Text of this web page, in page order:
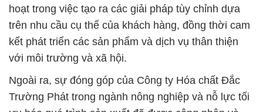
hoạt trong việc tạo ra các giải pháp tùy chỉnh dựa
trên nhu cầu cụ thể của khách hàng, đồng thời cam
kết phát triển các sản phẩm và dịch vụ thân thiện
với môi trường và xã hội.
Ngoài ra, sự đóng góp của Công ty Hóa chất Đắc
Trường Phát trong ngành nông nghiệp và nỗ lực tối